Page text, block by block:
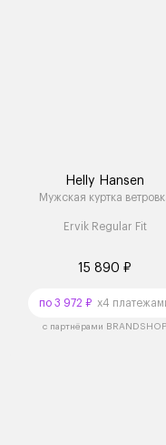
Helly Hansen
Мужская куртка
Ervik Regular Fit
15 890 ₽
по 3 972 ₽ x4
с партнёрами BRANDSHOP